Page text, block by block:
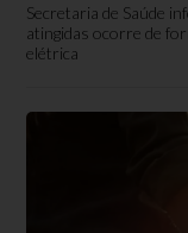
Secretaria de Saúde
atingidas ocorre de
elétrica